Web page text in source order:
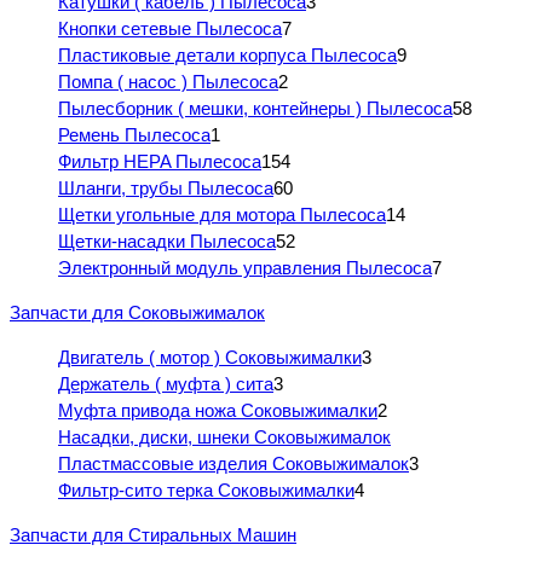
Кнопки сетевые Пылесоса7
Пластиковые детали корпуса Пылесоса9
Помпа ( насос ) Пылесоса2
Пылесборник ( мешки, контейнеры ) Пылесоса58
Ремень Пылесоса1
Фильтр HEPA Пылесоса154
Шланги, трубы Пылесоса60
Щетки угольные для мотора Пылесоса14
Щетки-насадки Пылесоса52
Электронный модуль управления Пылесоса7
Запчасти для Соковыжималок
Двигатель ( мотор ) Соковыжималки3
Держатель ( муфта ) сита3
Муфта привода ножа Соковыжималки2
Насадки, диски, шнеки Соковыжималок
Пластмассовые изделия Соковыжималок3
Фильтр-сито терка Соковыжималки4
Запчасти для Стиральных Машин